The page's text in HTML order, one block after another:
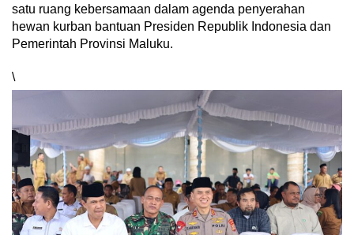
satu ruang kebersamaan dalam agenda penyerahan
hewan kurban bantuan Presiden Republik Indonesia dan
Pemerintah Provinsi Maluku.
\